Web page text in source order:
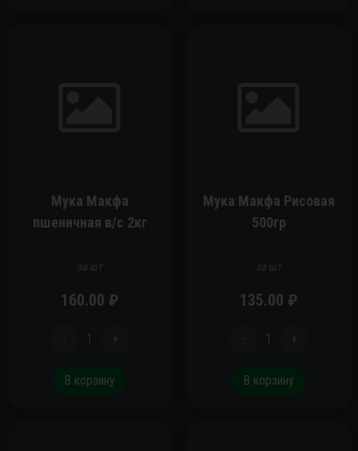
Мука Макфа
пшеничная в/с 2кг
за шт
160.00 ₽
- 1 +
В корзину
Мука Макфа Рисовая
500гр
за шт
135.00 ₽
- 1 +
В корзину